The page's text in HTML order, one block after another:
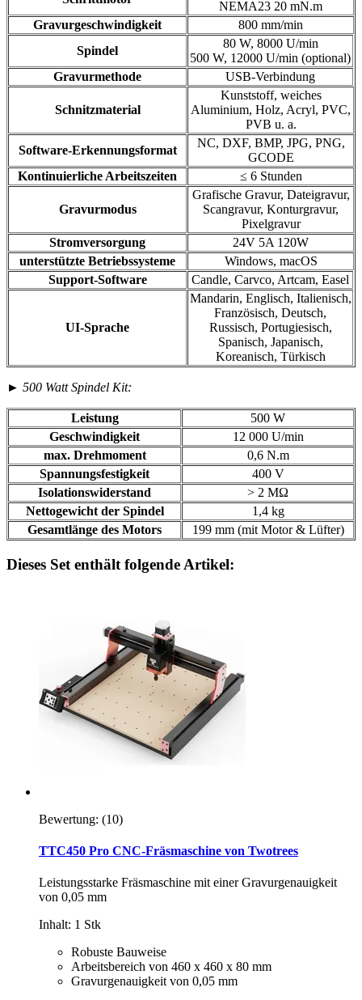
NEMA23 20 mN.m
Gravurgeschwindigkeit
800 mm/min
Spindel
80 W, 8000 U/min
500 W, 12000 U/min (optional)
Gravurmethode
USB-Verbindung
Schnitzmaterial
Kunststoff, weiches
Aluminium, Holz, Acryl, PVC,
PVB u. a.
Software-Erkennungsformat
NC, DXF, BMP, JPG, PNG,
GCODE
Kontinuierliche Arbeitszeiten
≤ 6 Stunden
Gravurmodus
Grafische Gravur, Dateigravur,
Scangravur, Konturgravur,
Pixelgravur
Stromversorgung
24V 5A 120W
unterstützte Betriebssysteme
Windows, macOS
Support-Software
Candle, Carvco, Artcam, Easel
UI-Sprache
Mandarin, Englisch, Italienisch,
Französisch, Deutsch,
Russisch, Portugiesisch,
Spanisch, Japanisch,
Koreanisch, Türkisch
► 500 Watt Spindel Kit:
Leistung
500 W
Geschwindigkeit
12 000 U/min
max. Drehmoment
0,6 N.m
Spannungsfestigkeit
400 V
Isolationswiderstand
> 2 MΩ
Nettogewicht der Spindel
1,4 kg
Gesamtlänge des Motors
199 mm (mit Motor & Lüfter)
Dieses Set enthält folgende Artikel:
Bewertung: (10)
TTC450 Pro CNC-Fräsmaschine von Twotrees
Leistungsstarke Fräsmaschine mit einer Gravurgenauigkeit
von 0,05 mm
Inhalt: 1 Stk
Robuste Bauweise
Arbeitsbereich von 460 x 460 x 80 mm
Gravurgenauigkeit von 0,05 mm